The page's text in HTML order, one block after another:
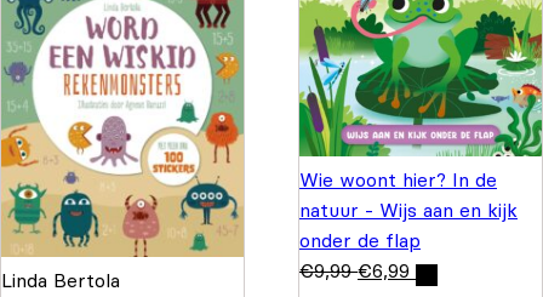
Linda Bertola
Wie woont hier? In de
natuur - Wijs aan en kijk
onder de flap
€9,99 €6,99